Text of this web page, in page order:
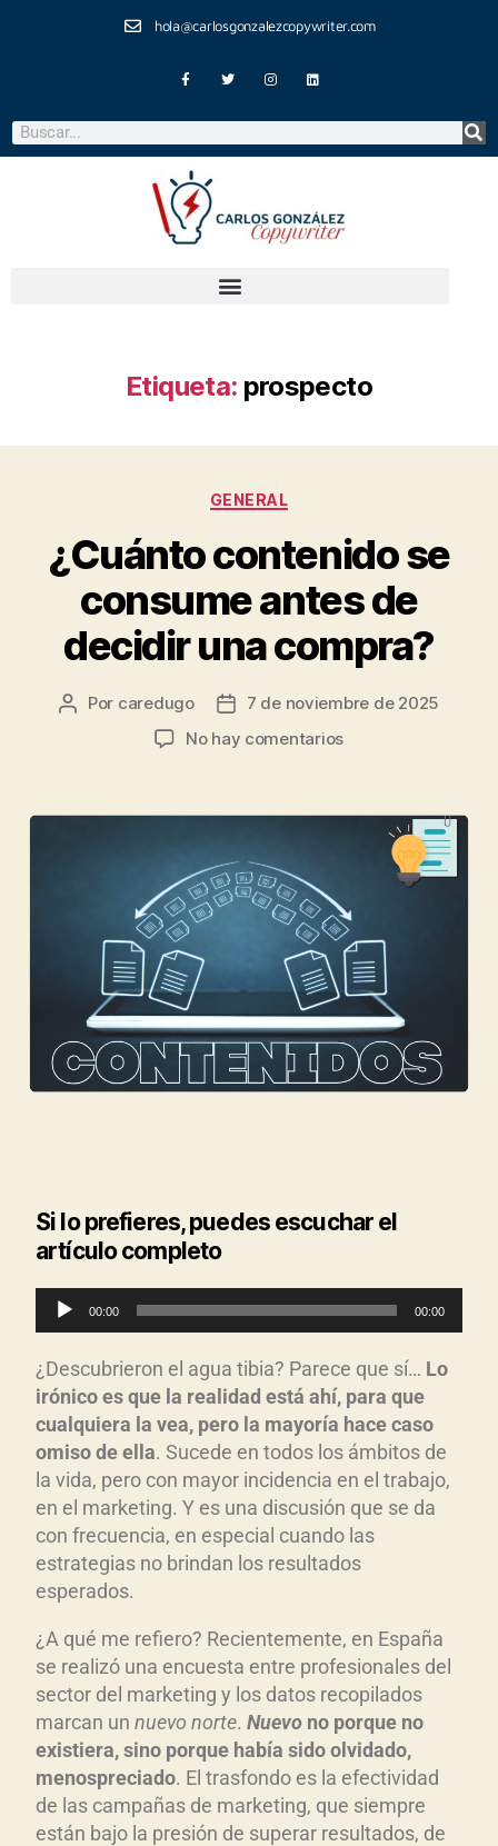
hola@carlosgonzalezcopywriter.com
Etiqueta: prospecto
GENERAL
¿Cuánto contenido se
consume antes de
decidir una compra?
Por caredugo
7 de noviembre de 2025
No hay comentarios
Si lo prefieres, puedes escuchar el
artículo completo
e
p
r
o
d
u
c
t
o
r
d
e
a
u
d
i
o
00:00 00:00
¿Descubrieron el agua tibia? Parece que sí… Lo
irónico es que la realidad está ahí, para que
cualquiera la vea, pero la mayoría hace caso
omiso de ella. Sucede en todos los ámbitos de
la vida, pero con mayor incidencia en el trabajo,
en el marketing. Y es una discusión que se da
con frecuencia, en especial cuando las
estrategias no brindan los resultados
esperados.
¿A qué me refiero? Recientemente, en España
se realizó una encuesta entre profesionales del
sector del marketing y los datos recopilados
marcan un nuevo norte. Nuevo no porque no
existiera, sino porque había sido olvidado,
menospreciado. El trasfondo es la efectividad
de las campañas de marketing, que siempre
están bajo la presión de superar resultados, de